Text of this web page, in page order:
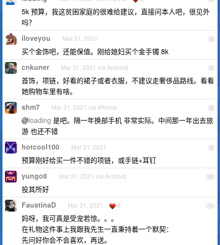
5k 预算，我这贫困家庭的很难给建议，直接问本人吧，很见外
吗？
6
iloveyou Mar 31, 2021
买个金饰吧，还能保值。刚给媳妇买个金手镯 8k
7
cnkuner Mar 31, 2021 via Android
首饰，项链，好看的裙子或者衣服，不建议走奢侈品路线。看看
她购物车里有啥。
8
shm7 Mar 31, 2021 via iPhone
@loading 是吧。隔一年换部手机 非常实际。中间那一年出去旅
游 也还不错
9
hotcool100 Mar 31, 2021
预算刚好给买一件不错的项链，或手链+耳钉
10
yungo8 Mar 31, 2021 via Android
投其所好
11
FaustinaD Mar 31, 2021 6
妈呀，我可真是受宠若惊。。。
在礼物这件事上我跟我先生一直秉持着一个默契：
先问好你会不会喜欢，再送。